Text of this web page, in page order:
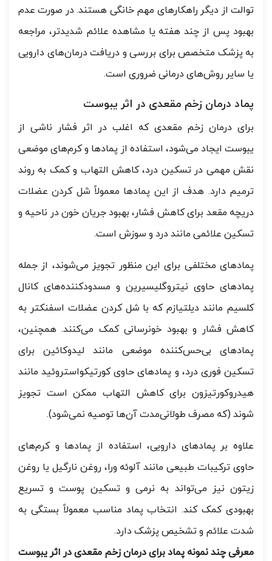
توالت از دیگر راهکارهای مهم خانگی هستند. در صورت عدم
بهبود پس از چند هفته یا مشاهده علائم شدیدتر، مراجعه
به پزشک متخصص برای بررسی و دریافت درمان‌های دارویی
یا سایر روش‌های درمانی ضروری است.
پماد درمان زخم مقعدی در اثر یبوست
برای درمان زخم مقعدی که اغلب در اثر فشار ناشی از
یبوست ایجاد می‌شود، استفاده از پمادها و کرم‌های موضعی
نقش مهمی در تسکین درد، کاهش التهاب و کمک به روند
ترمیم دارد. هدف از این پمادها معمولاً شل کردن عضلات
دریچه مقعد برای کاهش فشار، بهبود جریان خون در ناحیه و
تسکین علائمی مانند درد و سوزش است.
پمادهای مختلفی برای این منظور تجویز می‌شوند، از جمله
پمادهای حاوی نیتروگلیسیرین و مسدودکننده‌های کانال
کلسیم مانند دیلتیازم که با شل کردن عضلات اسفنکتر به
کاهش فشار و بهبود خونرسانی کمک می‌کنند. همچنین،
پمادهای بی‌حس‌کننده موضعی مانند لیدوکائین برای
تسکین فوری درد، و پمادهای حاوی کورتیکواستروئید مانند
هیدروکورتیزون برای کاهش التهاب ممکن است تجویز
شوند (که مصرف طولانی‌مدت آن‌ها توصیه نمی‌شود).
علاوه بر پمادهای دارویی، استفاده از پمادها و کرم‌های
حاوی ترکیبات طبیعی مانند آلوئه ورا، روغن نارگیل یا روغن
زیتون نیز می‌تواند به نرمی و تسکین پوست و تسریع
بهبودی کمک کند. انتخاب پماد مناسب معمولاً بستگی به
شدت علائم و تشخیص پزشک دارد.
معرفی چند نمونه پماد برای درمان زخم مقعدی در اثر یبوست